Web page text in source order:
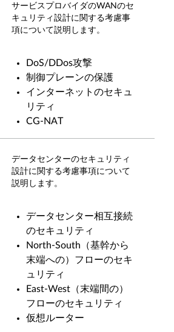
サービスプロバイダのWANのセ
キュリティ設計に関する考慮事
項について説明します。
DoS/DDos攻撃
制御プレーンの保護
インターネットのセキュ
リティ
CG-NAT
データセンターのセキュリティ
設計に関する考慮事項について
説明します。
データセンター相互接続
のセキュリティ
North-South（基幹から
末端への）フローのセキ
ュリティ
East-West（末端間の）
フローのセキュリティ
仮想ルーター